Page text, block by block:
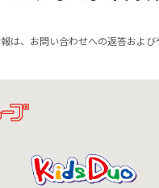
は、お問い合わせへの返答およ